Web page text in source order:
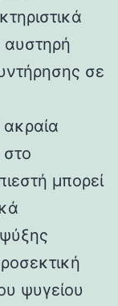
αυστηρή
σε
μπορεί
ψυγείου